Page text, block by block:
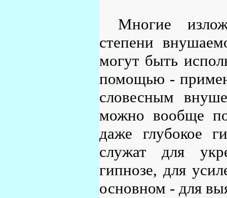
Многие
степени
могут быть
помощью -
словесным
можно вообще
даже глубокое
служат для
гипнозе, для
основном - для